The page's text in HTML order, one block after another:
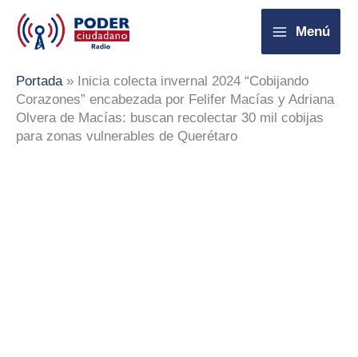
contenido
Menú
Portada» Inicia colecta invernal 2024 “Cobijando
Corazones” encabezada por Felifer Macías y Adriana
Olvera de Macías: buscan recolectar 30 mil cobijas
para zonas vulnerables de Querétaro